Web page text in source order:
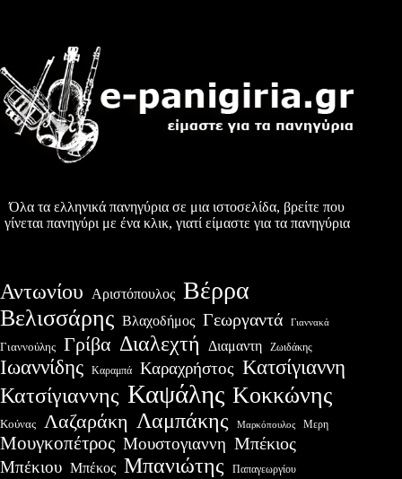
Όλα τα ελληνικά πανηγύρια σε μια ιστοσελίδα, βρείτε που
γίνεται πανηγύρι με ένα κλικ, γιατί είμαστε για τα πανηγύρια
Αντωνίου Αριστόπουλος Βέρρα
Βελισσάρης Βλαχοδήμος Γεωργαντά Γιαννακά
Γιαννούλης Γρίβα Διαλεχτή Διαμαντη Ζωιδάκης
Ιωαννίδης Καραμπά Καραχρήστος Κατσίγιαννη
Κατσίγιαννης Καψάλης Κοκκώνης
Κούνας Λαζαράκη Λαμπάκης Μαρκόπουλος Μερη
Μουγκοπέτρος Μουστογιαννη Μπέκιος
Μπέκιου Μπέκος Μπανιώτης Παπαγεωργίου